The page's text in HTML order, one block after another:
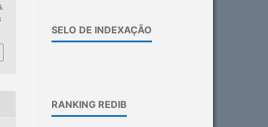
SELO DE INDEXAÇÃO
RANKING REDIB